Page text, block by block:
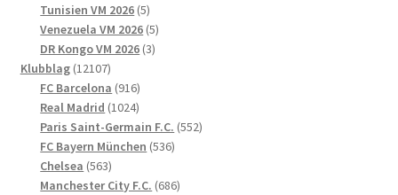
produkter
Tunisien VM 2026 55
produkter
Venezuela VM 2026 55
DR Kongo VM 2026 33
Klubblag 1210712107
produkter
FC Barcelona 916916
produkter
Real Madrid 10241024
produkter
Paris Saint-Germain F.C. 552552
FC Bayern München 536536
Chelsea 563563
produkter
Manchester City F.C. 686686